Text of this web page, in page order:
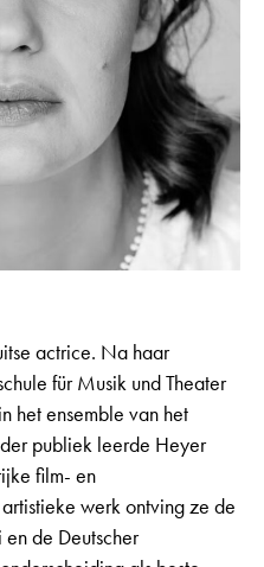
actrice. Na haar
für Musik und Theater
het ensemble van het
publiek leerde Heyer
film- en
werk ontving ze de
en de Deutscher